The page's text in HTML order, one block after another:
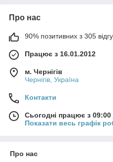
Про нас
90% позитивних з 305
Працює з 16.01.2012
м. Чернігів
Чернігів, Україна
Контакти
Сьогодні працює з
Показати весь графік
Про нас